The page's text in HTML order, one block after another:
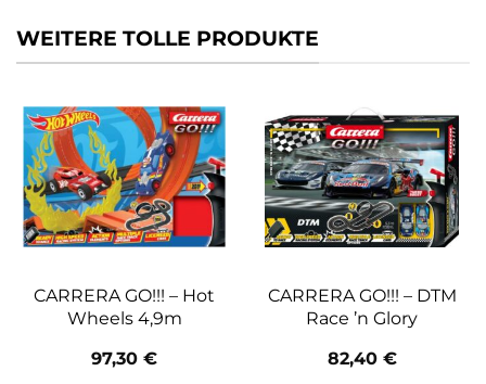
WEITERE TOLLE PRODUKTE
CARRERA GO!!! – Hot
Wheels 4,9m
97,30 €
CARRERA GO!!! – DTM
Race ’n Glory
82,40 €